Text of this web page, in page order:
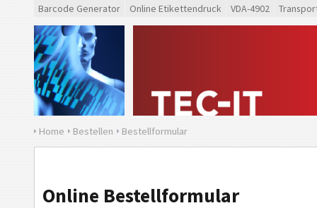
Barcode Generator Online Etikettendruck VDA-4902
Home Bestellen Bestellformular
Online Bestellformular